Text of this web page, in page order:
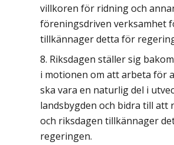
villkoren för ridning och
föreningsdriven verksamhet
tillkännager detta för
Riksdagen ställer sig
i motionen om att arbeta för
ska vara en naturlig del i
landsbygden och bidra till att
och riksdagen tillkännager
regeringen.